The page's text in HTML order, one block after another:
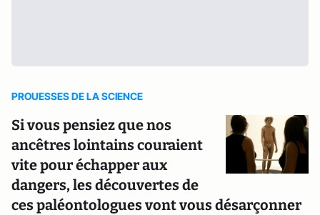
PROUESSES DE LA SCIENCE
Si vous pensiez que nos
ancêtres lointains couraient
vite pour échapper aux
dangers, les découvertes de
ces paléontologues vont vous désarçonner